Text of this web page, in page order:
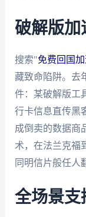
破解版加
搜索"免费回国
藏致命陷阱。去
件：某破解版工
行卡信息直传黑
成倒卖的数据商
术，在法兰克福
同明信片般任人
全场景支